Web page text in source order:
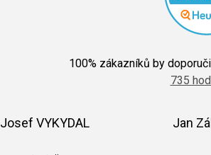
100% zákazníků by
735
Josef VYKYDAL Jan